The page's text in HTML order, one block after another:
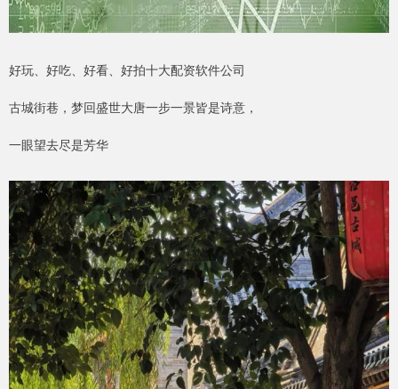
好玩、好吃、好看、好拍十大配资软件公司
古城街巷，梦回盛世大唐一步一景皆是诗意，
一眼望去尽是芳华